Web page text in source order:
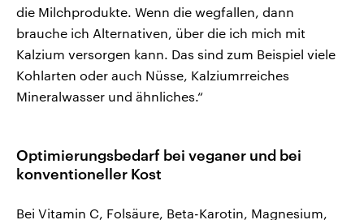
die Milchprodukte. Wenn die wegfallen, dann
brauche ich Alternativen, über die ich mich mit
Kalzium versorgen kann. Das sind zum Beispiel viele
Kohlarten oder auch Nüsse, Kalziumrreiches
Mineralwasser und ähnliches.“
Optimierungsbedarf bei veganer und bei
konventioneller Kost
Bei Vitamin C, Folsäure, Beta-Karotin, Magnesium,